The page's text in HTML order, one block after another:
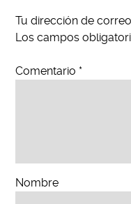
Tu dirección de
Los campos
Comentario *
Nombre